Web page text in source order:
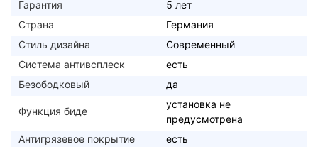
Гарантия
5 лет
Страна
Германия
Стиль дизайна
Современный
Система антивсплеск
есть
Безободковый
да
Функция биде
установка не
предусмотрена
Антигрязевое покрытие
есть